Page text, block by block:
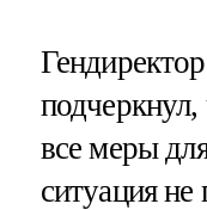
все меры
ситуация не